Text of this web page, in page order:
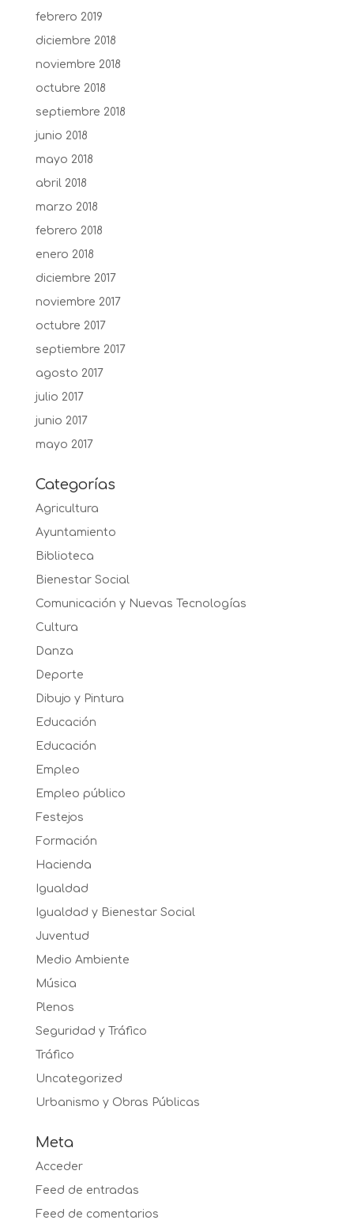
febrero 2019
diciembre 2018
noviembre 2018
octubre 2018
septiembre 2018
junio 2018
mayo 2018
abril 2018
marzo 2018
febrero 2018
enero 2018
diciembre 2017
noviembre 2017
octubre 2017
septiembre 2017
agosto 2017
julio 2017
junio 2017
mayo 2017
Categorías
Agricultura
Ayuntamiento
Biblioteca
Bienestar Social
Comunicación y Nuevas Tecnologías
Cultura
Danza
Deporte
Dibujo y Pintura
Educación
Educación
Empleo
Empleo público
Festejos
Formación
Hacienda
Igualdad
Igualdad y Bienestar Social
Juventud
Medio Ambiente
Música
Plenos
Seguridad y Tráfico
Tráfico
Uncategorized
Urbanismo y Obras Públicas
Meta
Acceder
Feed de entradas
Feed de comentarios